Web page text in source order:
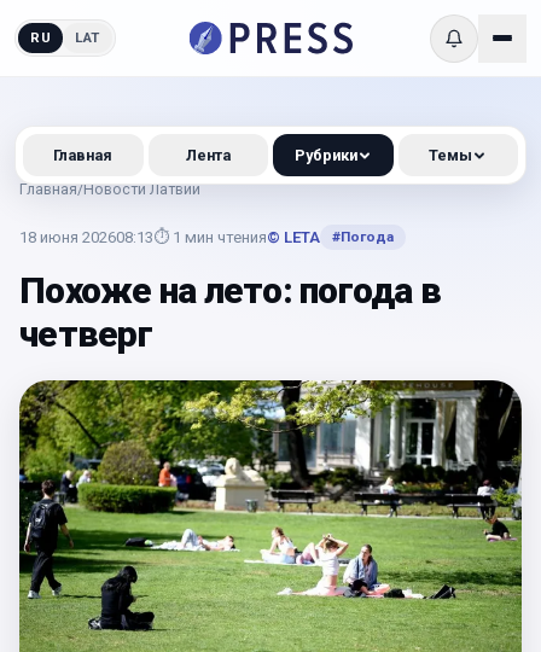
RU LAT
Главная/Новости Латвии
18 июня 202608:13⏱ 1 мин чтения© LETA #Погода
Похоже на лето: погода в
четверг
Главная Лента Рубрики Темы